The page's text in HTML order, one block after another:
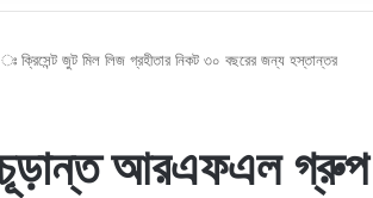
জুট মিল লিজ গ্রহীতার নিকট ৩০ বছরের জন্য হস্তান্তর
চূড়ান্ত আরএফএল